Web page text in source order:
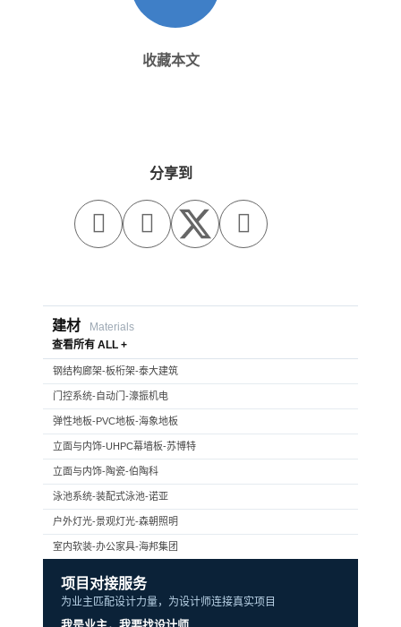
收藏本文
分享到
  
建材
Materials
查看所有 ALL +
钢结构廊架-板桁架-泰大建筑
门控系统-自动门-濠振机电
弹性地板-PVC地板-海象地板
立面与内饰-UHPC幕墙板-苏博特
立面与内饰-陶瓷-伯陶科
泳池系统-装配式泳池-诺亚
户外灯光-景观灯光-森朝照明
室内软装-办公家具-海邦集团
项目对接服务
为业主匹配设计力量，为设计师连接真实项目